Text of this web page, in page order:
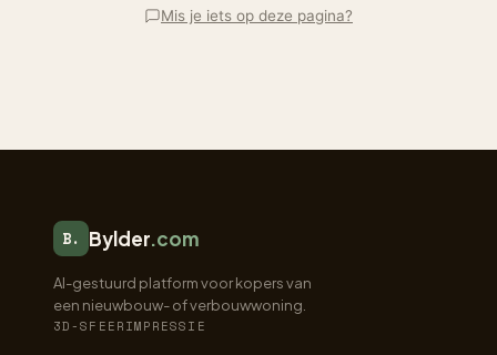
Mis je iets op deze pagina?
B. Bylder.com
AI-gestuurd platform voor kopers van
een nieuwbouw- of verbouwwoning.
3D-SFEERIMPRESSIE